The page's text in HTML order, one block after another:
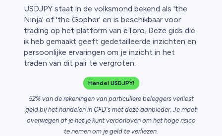
USDJPY staat in de volksmond bekend als 'the
Ninja' of 'the Gopher' en is beschikbaar voor
trading op het platform van eToro. Deze gids die
ik heb gemaakt geeft gedetailleerde inzichten en
persoonlijke ervaringen om je inzicht in het
traden van dit pair te vergroten.
Handel USDJPY!
52% van de rekeningen van particuliere beleggers verliest
geld bij het handelen in CFD's met deze aanbieder. Je moet
overwegen of je het je kunt veroorloven om het hoge risico
te nemen om je geld te verliezen.